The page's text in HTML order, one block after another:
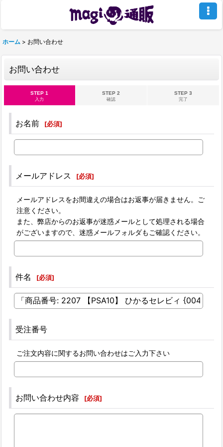
ホーム > お問い合わせ
お問い合わせ
STEP 1
入力
STEP 2
確認
STEP 3
完了
お名前 [必須]
メールアドレス [必須]
メールアドレスをお間違えの場合はお返事が届きません。ご
注意ください。
また、弊店からのお返事が迷惑メールとして処理される場合
がございますので、迷惑メールフォルダもご確認ください。
件名 [必須]
受注番号
ご注文内容に関するお問い合わせはご入力下さい
お問い合わせ内容 [必須]